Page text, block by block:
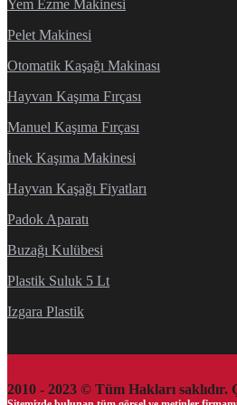
Yem Ezme Makinesi
Pelet Makinesi
Otomatik Kaşağı Makinası
Hayvan Kaşıma Fırçası
Manuel Kaşıma Fırçası
İnek Kaşıma Makinesi
Hayvan Kaşağı Fiyatları
Padok Aparatı
Buzağı Kulübesi
Plastik Suluk 5 Lt
Izgara Plastik
2010 - 2023 © Tüm Hakları saklıdır.